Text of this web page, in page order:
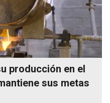
producción en el
sus metas